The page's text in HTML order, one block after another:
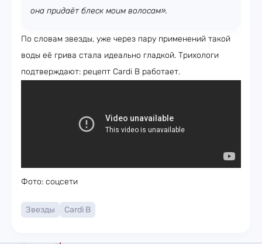
она придаёт блеск моим волосам».
По словам звезды, уже через пару применений такой
воды её грива стала идеально гладкой. Трихологи
подтверждают: рецепт Cardi B работает.
Фото: соцсети
Звезды Cardi B